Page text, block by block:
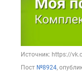
Источник: https://
Пост №8924,